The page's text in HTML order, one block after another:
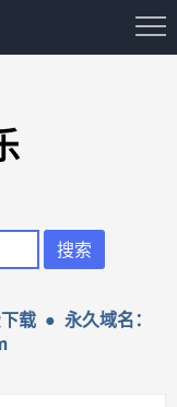
载 ● 永久域名：